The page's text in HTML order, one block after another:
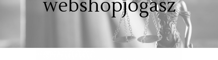
webshopjogász